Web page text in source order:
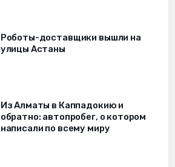
Роботы-доставщики вышли на
улицы Астаны
Из Алматы в Каппадокию и
обратно: автопробег, о котором
написали по всему миру